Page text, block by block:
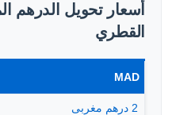
أسعار تحويل الدرهم
القطري
MAD
2 درهم مغربى